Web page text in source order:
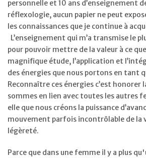
personnelle et 10 ans d’enseignement
réflexologie, aucun papier ne peut
les connaissances que je continue à
L’enseignement qui m’a transmise le
pour pouvoir mettre de la valeur à ce
magnifique étude, l’application et
des énergies que nous portons en tant
Reconnaître ces énergies c’est honorer
sommes en lien avec toutes les autres
elle que nous créons la puissance
mouvement parfois incontrôlable de la
légèreté.
Parce que dans une femme il y a plus